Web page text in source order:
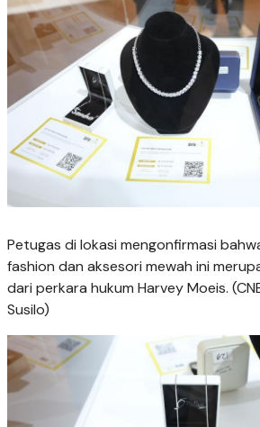
Petugas di lokasi mengonfirmasi
fashion dan aksesori mewah ini
dari perkara hukum Harvey Moeis.
Susilo)